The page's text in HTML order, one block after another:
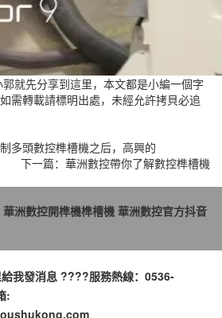
先分享到這里，本文都是小編一個字
需轉載請標明出處，未經允許拷貝必追
多頭數控榫槽機之后，高興的
下一篇： 華洲數控帶你了解數控榫槽機
華洲數控開榫機榫槽機 華洲數控官方抖音
????服務熱線：0536-
: